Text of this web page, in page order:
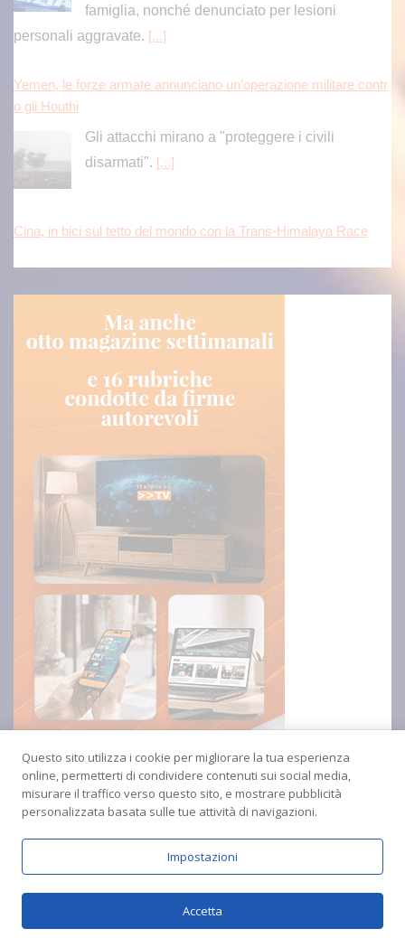
famiglia, nonché denunciato per lesioni
personali aggravate. [...]
Yemen, le forze armate annunciano un’operazione militare contr
o gli Houthi
Gli attacchi mirano a "proteggere i civili
disarmati". [...]
Cina, in bici sul tetto del mondo con la Trans-Himalaya Race
Questo sito utilizza i cookie per migliorare la tua esperienza
online, permetterti di condividere contenuti sui social media,
misurare il traffico verso questo sito, e mostrare pubblicità
personalizzata basata sulle tue attività di navigazioni.
Impostazioni
Accetta